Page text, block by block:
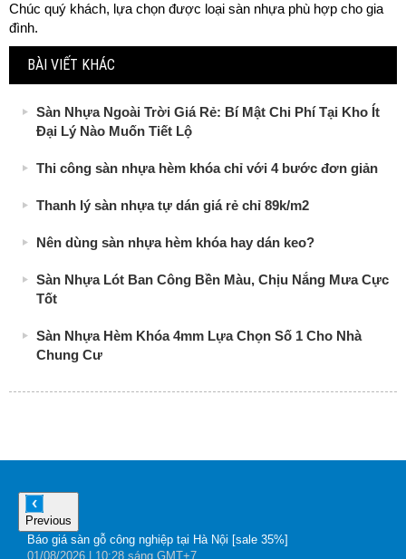
Chúc quý khách, lựa chọn được loại sàn nhựa phù hợp cho gia
đình.
BÀI VIẾT KHÁC
Sàn Nhựa Ngoài Trời Giá Rẻ: Bí Mật Chi Phí Tại Kho Ít
Đại Lý Nào Muốn Tiết Lộ
Thi công sàn nhựa hèm khóa chỉ với 4 bước đơn giản
Thanh lý sàn nhựa tự dán giá rẻ chỉ 89k/m2
Nên dùng sàn nhựa hèm khóa hay dán keo?
Sàn Nhựa Lót Ban Công Bền Màu, Chịu Nắng Mưa Cực
Tốt
Sàn Nhựa Hèm Khóa 4mm Lựa Chọn Số 1 Cho Nhà
Chung Cư
Previous
Báo giá sàn gỗ công nghiệp tại Hà Nội [sale 35%]
01 /08/2026 | 10:28 sáng GMT+7